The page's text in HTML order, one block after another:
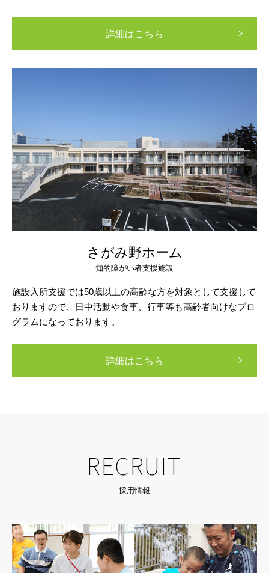
詳細はこちら
さがみ野ホーム
知的障がい者支援施設
施設入所支援では50歳以上の高齢な方を対象として支援して
おりますので、日中活動や食事、行事等も高齢者向けなプロ
グラムになっております。
詳細はこちら
RECRUIT
採用情報